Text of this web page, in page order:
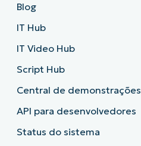
Blog
IT Hub
IT Video Hub
Script Hub
Central de demonstrações
API para desenvolvedores
Status do sistema